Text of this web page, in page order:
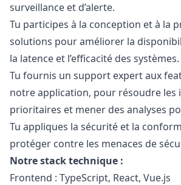
surveillance et d’alerte.
Tu participes à la conception et à la
solutions pour améliorer la
la latence et l’efficacité des systèmes.
Tu fournis un support expert aux
notre application, pour résoudre les
prioritaires et mener des analyses
Tu appliques la sécurité et la
protéger contre les menaces de
Notre stack technique :
Frontend : TypeScript, React, Vue.js